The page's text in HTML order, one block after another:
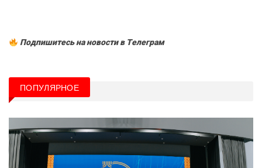
Подпишитесь на новости в Tелеграм
ПОПУЛЯРНОЕ